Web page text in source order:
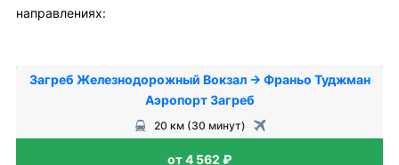
направлениях:
Загреб Железнодорожный Вокзал → Франьо Туджман
Аэропорт Загреб
20 км (30 минут)
от 4 562 ₽